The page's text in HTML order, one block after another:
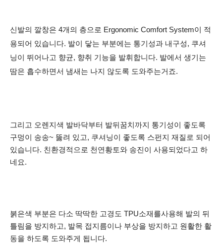
신발의 깔창은 4개의 층으로 Ergonomic Comfort System이 적
용되어 있습니다. 발이 닿는 부분에는 통기성과 내구성, 쿠셔
닝이 뛰어나고 향균, 향취 기능을 발휘합니다. 발에서 생기는
땀은 흡수하면서 냄새는 나지 않도록 도와주는거죠.
그리고 오렌지색 발바닥부터 발뒤꿈치까지 통기성이 좋도록
구멍이 송송~ 뚫려 있고, 쿠셔닝이 좋도록 스펀지 재질로 되어
있습니다. 친환경적으로 천연황토와 송진이 사용되었다고 하
네요.
붉은색 부분은 다소 딱딱한 고경도 TPU소재를사용해 발의 뒤
틀림을 방지하고, 발목 접지름이나 부상을 방지하고 원활한 활
동을 하도록 도와주게 됩니다.